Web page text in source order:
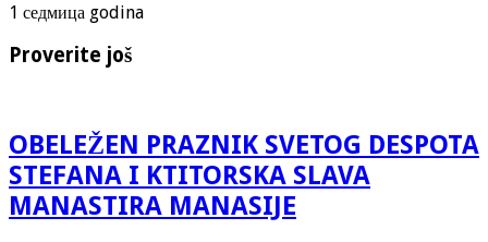
1 седмица godina
Proverite još
OBELEŽEN PRAZNIK SVETOG DESPOTA
STEFANA I KTITORSKA SLAVA
MANASTIRA MANASIJE